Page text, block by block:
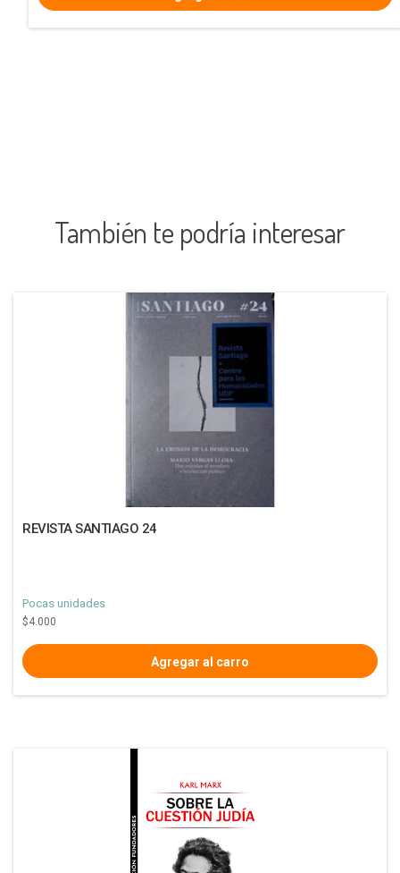
También te podría interesar
REVISTA SANTIAGO 24
Pocas unidades
$4.000